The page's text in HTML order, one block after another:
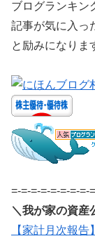
ブログランキン
記事が気に入っ
と励みになりま
=-=-=-=-=-=-=-=-
＼我が家の資産
【家計月次報